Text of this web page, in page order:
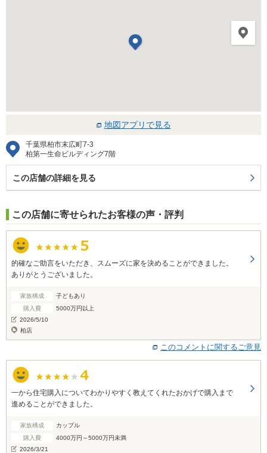
地図アプリで見る
千葉県柏市末広町7-3
柏第一生命ビルディング7階
この店舗の詳細を見る
この店舗に寄せられたお客様の声・評判
的確なご助言をいただき、スムーズに家を決めることができました。
ありがとうございました。
家族構成
子どもあり
購入費
5000万円以上
2026/5/10
柏店
このコメントに関するご意見
一から住宅購入についてわかりやすく教えてくれたおかげで購入まで
進めることができました。
家族構成
カップル
購入費
4000万円～5000万円未満
2026/3/21